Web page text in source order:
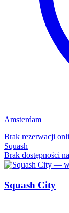
Amsterdam
Brak rezerwacji
Squash
Brak dostępności
Squash City